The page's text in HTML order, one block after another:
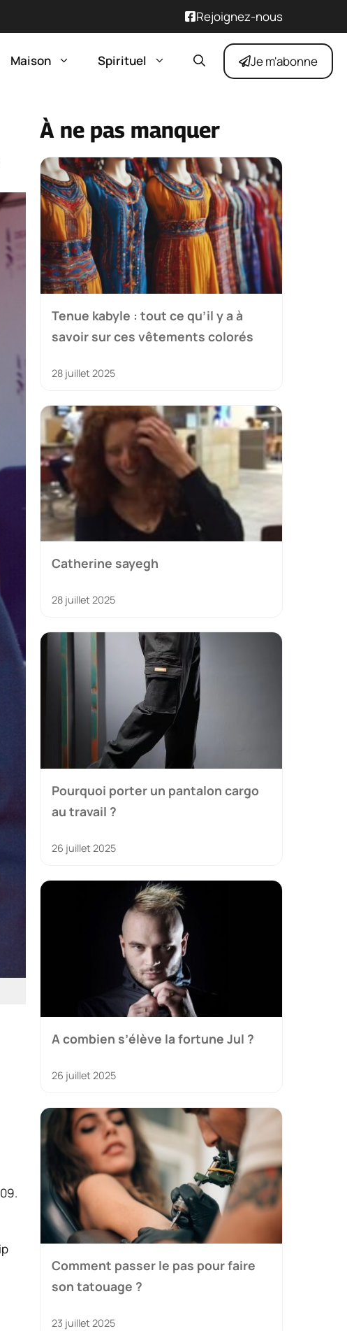
Rejoignez-nous
Maison Spirituel Je m'abonne
À ne pas manquer
Tenue kabyle : tout ce qu’il y a à
savoir sur ces vêtements colorés
28 juillet 2025
Catherine sayegh
28 juillet 2025
Pourquoi porter un pantalon cargo
au travail ?
26 juillet 2025
A combien s’élève la fortune Jul ?
26 juillet 2025
Comment passer le pas pour faire
son tatouage ?
23 juillet 2025